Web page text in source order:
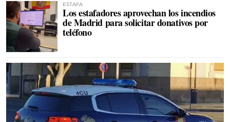
ESTAFA
Los estafadores aprovechan los incendios
de Madrid para solicitar donativos por
teléfono